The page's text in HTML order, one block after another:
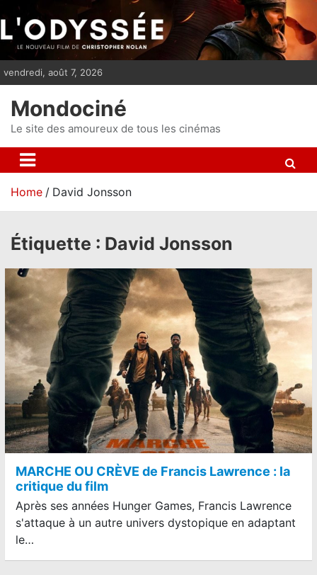
i
p
n
t
vendredi, août 7, 2026
Mondociné
Le site des amoureux de tous les cinémas
Home David Jonsson
Étiquette : David Jonsson
MARCHE OU CRÈVE de Francis Lawrence : la
critique du film
Après ses années Hunger Games, Francis Lawrence
s'attaque à un autre univers dystopique en adaptant
le…